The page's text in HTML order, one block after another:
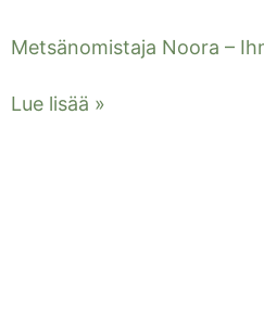
Metsänomistaja Noora –
Lue lisää »